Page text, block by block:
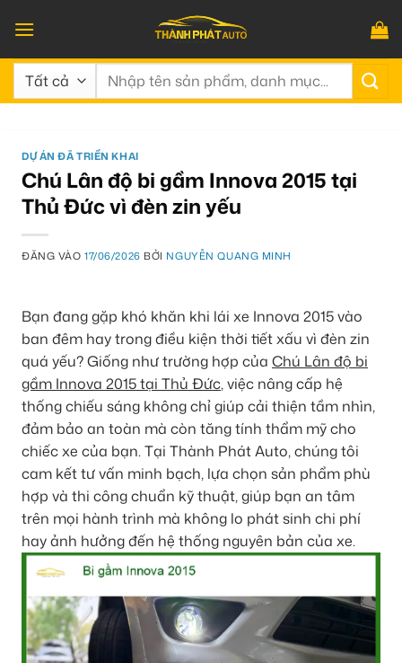
qua
nội
dung
Tìm
DỰ ÁN ĐÃ TRIỂN KHAI
Chú Lân độ bi gầm Innova 2015 tại
Thủ Đức vì đèn zin yếu
ĐĂNG VÀO17/06/2026 BỞI NGUYỄN QUANG MINH
Bạn đang gặp khó khăn khi lái xe Innova 2015 vào
ban đêm hay trong điều kiện thời tiết xấu vì đèn zin
quá yếu? Giống như trường hợp của Chú Lân độ bi
gầm Innova 2015 tại Thủ Đức, việc nâng cấp hệ
thống chiếu sáng không chỉ giúp cải thiện tầm nhìn,
đảm bảo an toàn mà còn tăng tính thẩm mỹ cho
chiếc xe của bạn. Tại Thành Phát Auto, chúng tôi
cam kết tư vấn minh bạch, lựa chọn sản phẩm phù
hợp và thi công chuẩn kỹ thuật, giúp bạn an tâm
trên mọi hành trình mà không lo phát sinh chi phí
hay ảnh hưởng đến hệ thống nguyên bản của xe.